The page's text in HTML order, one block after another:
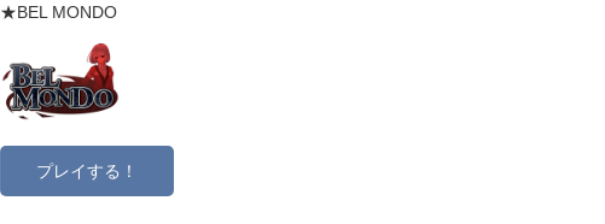
★BEL MONDO
プレイする！